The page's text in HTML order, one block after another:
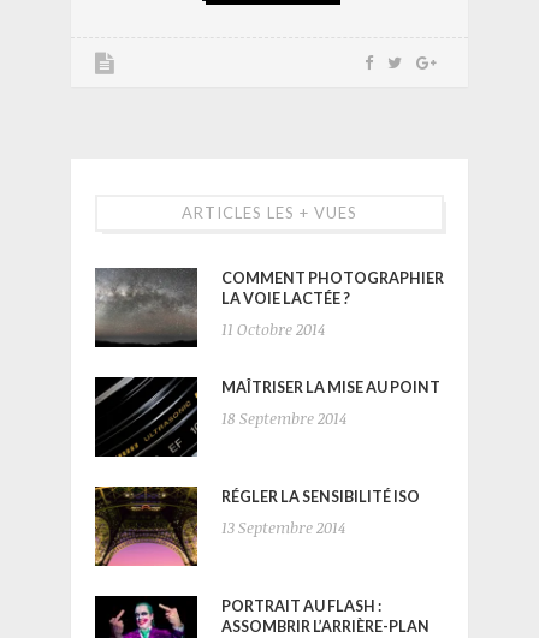
ARTICLES LES + VUES
COMMENT PHOTOGRAPHIER
LA VOIE LACTÉE ?
11 Octobre 2014
MAÎTRISER LA MISE AU POINT
18 Septembre 2014
RÉGLER LA SENSIBILITÉ ISO
13 Septembre 2014
PORTRAIT AU FLASH :
ASSOMBRIR L’ARRIÈRE-PLAN